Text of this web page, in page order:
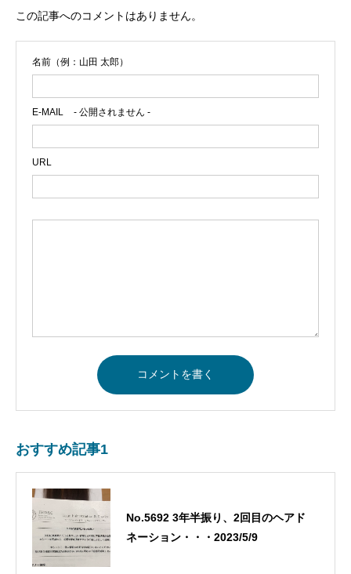
この記事へのコメントはありません。
名前（例：山田 太郎）
E-MAIL - 公開されません -
URL
おすすめ記事1
No.5692 3年半振り、2回目のヘアド
ネーション・・・2023/5/9